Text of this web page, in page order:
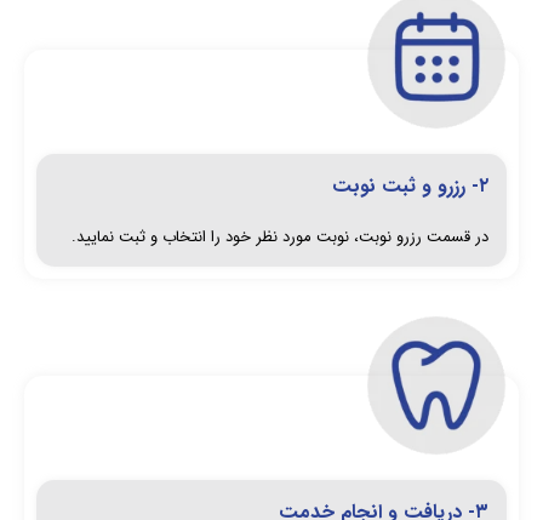
۲- رزرو و ثبت نوبت
در قسمت رزرو نوبت، نوبت مورد نظر خود را انتخاب و ثبت نمایید.
۳- دریافت و انجام خدمت